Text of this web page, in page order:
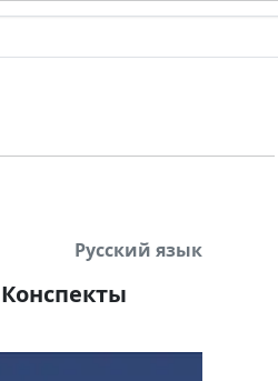
Русский язык